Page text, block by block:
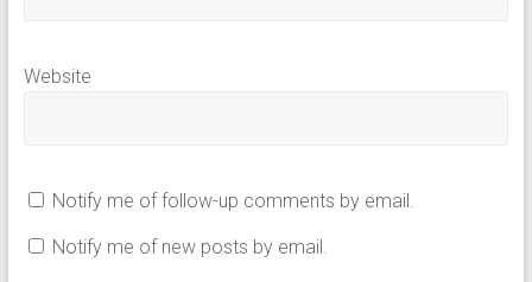
Website
Notify me of follow-up comments by email.
Notify me of new posts by email.